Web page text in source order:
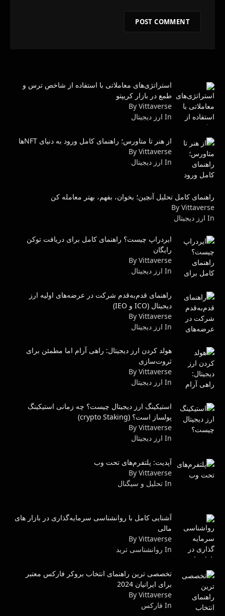
استراتژی‌های معاملاتی با استفاده از شاخص ترس و
طمع در بازار کریپتو
By Vittaverse
In ارز دیجیتال
از هنر تا متاورس؛ راهنمای کامل ورود به دنیای NFTها
By Vittaverse
In ارز دیجیتال
راهنمای کامل تحلیل آنچین؛ بخوان، بفهم، بهتر معامله کن
By Vittaverse
In ارز دیجیتال
ایردراپ چیست؟ راهنمای کامل برای دریافت توکن
رایگان
By Vittaverse
In ارز دیجیتال
راهنمای قدم‌به‌قدم شرکت در عرضه‌های اولیه ارز
دیجیتال (ICO و IEO)
By Vittaverse
In ارز دیجیتال
هولد کردن ارز دیجیتال: راهی آرام اما مطمئن برای
ثروت‌سازی
By Vittaverse
In ارز دیجیتال
استیکینگ ارز دیجیتال چیست؟ چه زمانی استیکینگ
پولساز است؟ (crypto Staking)
By Vittaverse
In ارز دیجیتال
آپدیت: پلتفرم‌های تحت وب
By Vittaverse
In تحلیل و سیگنال
آشنایی کامل با روانشناسی سرمایه‌گذاری در بازار های
مالی
By Vittaverse
In روانشناسى ترید
تخصصی ترین راهنمای انتخاب بروکر فارکس معتبر
برای ایرانیان 2024
By Vittaverse
In فاركس